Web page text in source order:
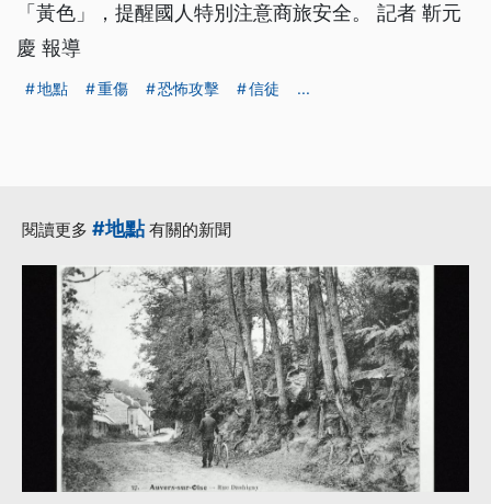
「黃色」，提醒國人特別注意商旅安全。 記者 靳元
慶 報導
地點 重傷 恐怖攻擊 信徒 ...
閱讀更多 #地點有關的新聞